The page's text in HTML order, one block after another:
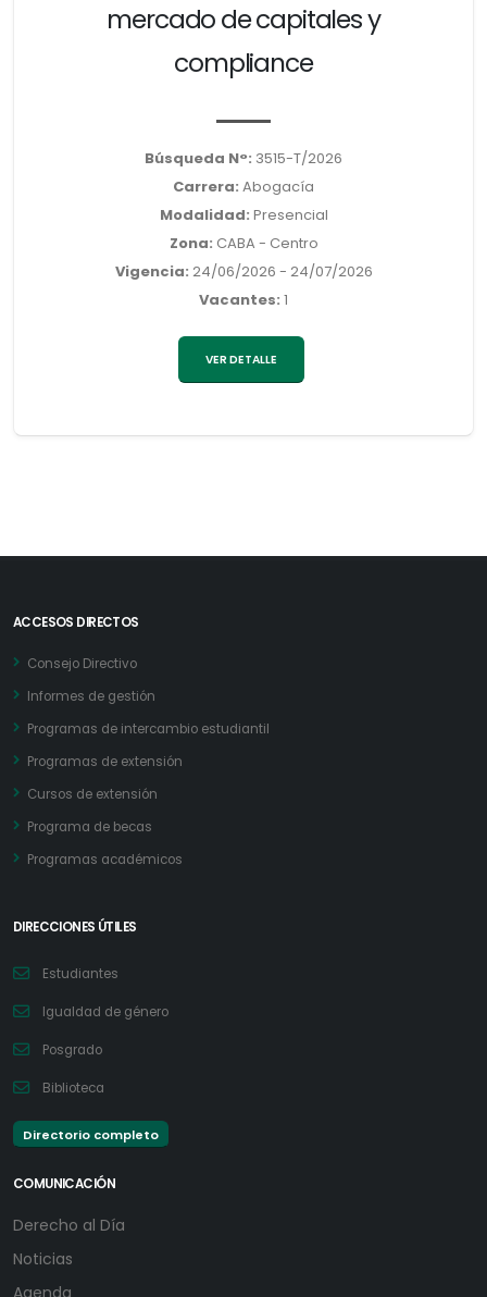
mercado de capitales y
compliance
Búsqueda N°: 3515-T/2026
Carrera: Abogacía
Modalidad: Presencial
Zona: CABA - Centro
Vigencia: 24/06/2026 - 24/07/2026
Vacantes: 1
VER DETALLE
ACCESOS DIRECTOS
Consejo Directivo
Informes de gestión
Programas de intercambio estudiantil
Programas de extensión
Cursos de extensión
Programa de becas
Programas académicos
DIRECCIONES ÚTILES
Estudiantes
Igualdad de género
Posgrado
Biblioteca
Directorio completo
COMUNICACIÓN
Derecho al Día
Noticias
Agenda